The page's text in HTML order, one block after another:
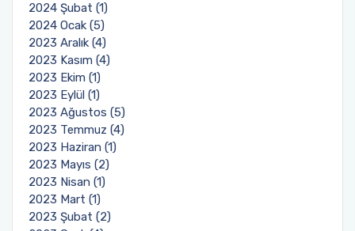
2024 Şubat (1)
2024 Ocak (5)
2023 Aralık (4)
2023 Kasım (4)
2023 Ekim (1)
2023 Eylül (1)
2023 Ağustos (5)
2023 Temmuz (4)
2023 Haziran (1)
2023 Mayıs (2)
2023 Nisan (1)
2023 Mart (1)
2023 Şubat (2)